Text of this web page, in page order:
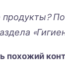
продукты?
похожий